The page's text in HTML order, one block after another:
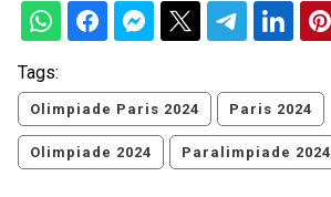
Tags:
Olimpiade Paris 2024 Paris 2024
Olimpiade 2024 Paralimpiade 2024